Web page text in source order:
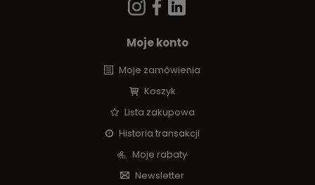
Moje konto
Moje zamówienia
Koszyk
Lista zakupowa
Historia transakcji
Moje rabaty
Newsletter